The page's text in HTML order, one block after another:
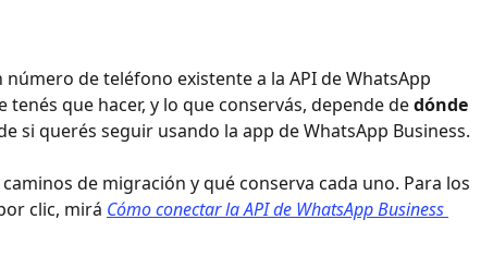
de teléfono existente a la API de WhatsApp
tenés que hacer, y lo que conservás, depende de dónde
si querés seguir usando la app de WhatsApp Business.
de migración y qué conserva cada uno. Para los
clic, mirá Cómo conectar la API de WhatsApp Business